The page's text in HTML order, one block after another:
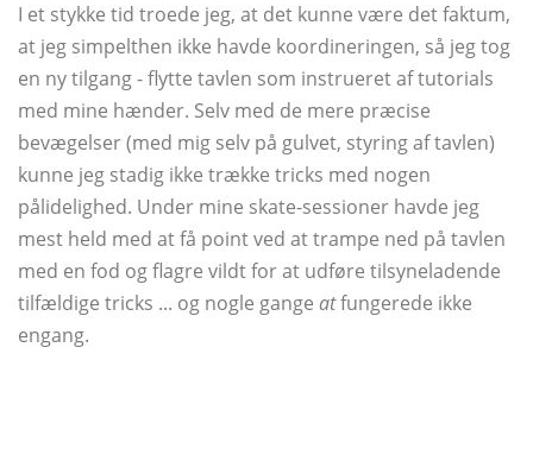
I et stykke tid troede jeg, at det kunne være det faktum,
at jeg simpelthen ikke havde koordineringen, så jeg tog
en ny tilgang - flytte tavlen som instrueret af tutorials
med mine hænder. Selv med de mere præcise
bevægelser (med mig selv på gulvet, styring af tavlen)
kunne jeg stadig ikke trække tricks med nogen
pålidelighed. Under mine skate-sessioner havde jeg
mest held med at få point ved at trampe ned på tavlen
med en fod og flagre vildt for at udføre tilsyneladende
tilfældige tricks ... og nogle gange atfungerede ikke
engang.